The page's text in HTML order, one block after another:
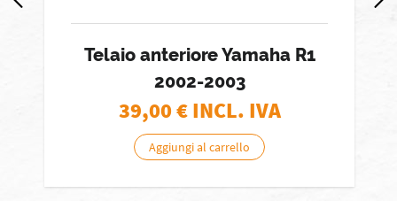
Telaio anteriore Yamaha R1
2002-2003
39,00€ INCL. IVA
Aggiungi al carrello